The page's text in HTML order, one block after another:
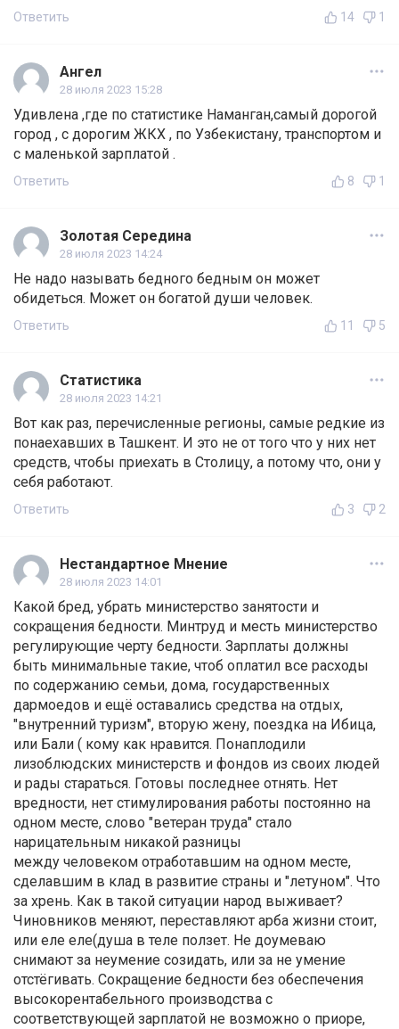
Ответить 14 1
Ангел
28 июля 2023 15:28
Удивлена ,где по статистике Наманган,самый дорогой
город , с дорогим ЖКХ , по Узбекистану, транспортом и
с маленькой зарплатой .
Ответить 8 1
Золотая Середина
28 июля 2023 14:24
Не надо называть бедного бедным он может
обидеться. Может он богатой души человек.
Ответить 11 5
Статистика
28 июля 2023 14:21
Вот как раз, перечисленные регионы, самые редкие из
понаехавших в Ташкент. И это не от того что у них нет
средств, чтобы приехать в Столицу, а потому что, они у
себя работают.
Ответить 3 2
Нестандартное Мнение
28 июля 2023 14:01
Какой бред, убрать министерство занятости и
сокращения бедности. Минтруд и месть министерство
регулирующие черту бедности. Зарплаты должны
быть минимальные такие, чтоб оплатил все расходы
по содержанию семьи, дома, государственных
дармоедов и ещё оставались средства на отдых,
"внутренний туризм", вторую жену, поездка на Ибица,
или Бали ( кому как нравится. Понаплодили
лизоблюдских министерств и фондов из своих людей
и рады стараться. Готовы последнее отнять. Нет
вредности, нет стимулирования работы постоянно на
одном месте, слово "ветеран труда" стало
нарицательным никакой разницы
между человеком отработавшим на одном месте,
сделавшим в клад в развитие страны и "летуном". Что
за хрень. Как в такой ситуации народ выживает?
Чиновников меняют, переставляют арба жизни стоит,
или еле еле(душа в теле ползет. Не доумеваю
снимают за неумение созидать, или за не умение
отстёгивать. Сокращение бедности без обеспечения
высокорентабельного производства с
соответствующей зарплатой не возможно о приоре,